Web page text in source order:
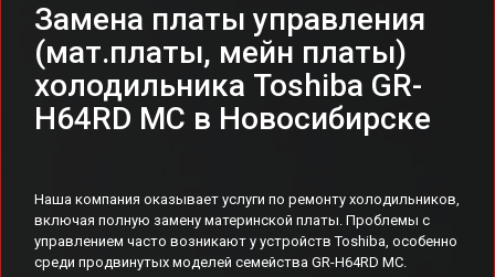
Замена платы управления
(мат.платы, мейн платы)
холодильника Toshiba GR-
H64RD MC в Новосибирске
Наша компания оказывает услуги по ремонту холодильников,
включая полную замену материнской платы. Проблемы с
управлением часто возникают у устройств Toshiba, особенно
среди продвинутых моделей семейства GR-H64RD MC.